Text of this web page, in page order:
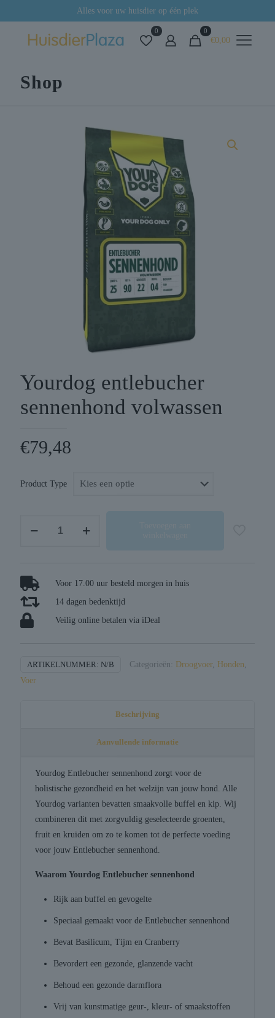
Alles voor uw huisdier op één plek
0 0
€0,00
Shop
Yourdog entlebucher
sennenhond volwassen
€79,48
Product Type
aantal
Voor 17.00 uur besteld morgen in huis
14 dagen bedenktijd
Veilig online betalen via iDeal
ARTIKELNUMMER: N/B Categorieën: Droogvoer, Honden,
Voer
Beschrijving
Aanvullende informatie
Yourdog Entlebucher sennenhond zorgt voor de
holistische gezondheid en het welzijn van jouw hond. Alle
Yourdog varianten bevatten smaakvolle buffel en kip. Wij
combineren dit met zorgvuldig geselecteerde groenten,
fruit en kruiden om zo te komen tot de perfecte voeding
voor jouw Entlebucher sennenhond.
Waarom Yourdog Entlebucher sennenhond
Rijk aan buffel en gevogelte
Speciaal gemaakt voor de Entlebucher sennenhond
Bevat Basilicum, Tijm en Cranberry
Bevordert een gezonde, glanzende vacht
Behoud een gezonde darmflora
Vrij van kunstmatige geur-, kleur- of smaakstoffen